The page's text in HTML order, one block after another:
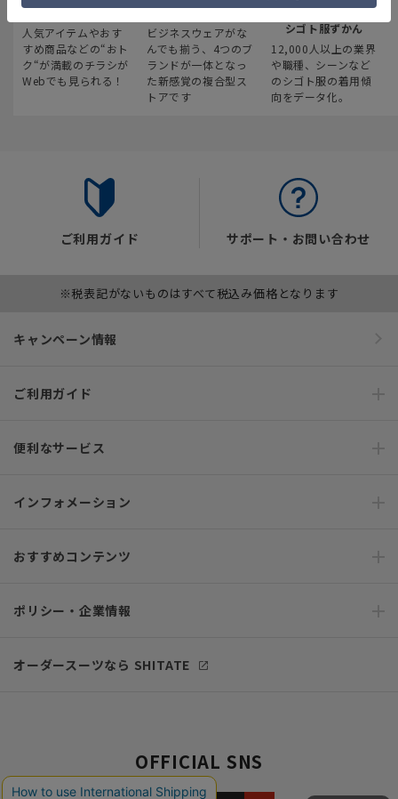
最新のお買い得情報
人気アイテムやおす
すめ商品などの“おト
ク“が満載のチラシが
Webでも見られる！
スーツスクエア
ビジネスウェアがな
んでも揃う、4つのブ
ランドが一体となっ
た新感覚の複合型ス
トアです
みんなの
シゴト服ずかん
12,000人以上の業界
や職種、シーンなど
のシゴト服の着用傾
向をデータ化。
ご利用ガイド サポート・お問い合わせ
※税表記がないものはすべて税込み価格となります
キャンペーン情報
ご利用ガイド
便利なサービス
インフォメーション
おすすめコンテンツ
ポリシー・企業情報
オーダースーツなら SHITATE
OFFICIAL SNS